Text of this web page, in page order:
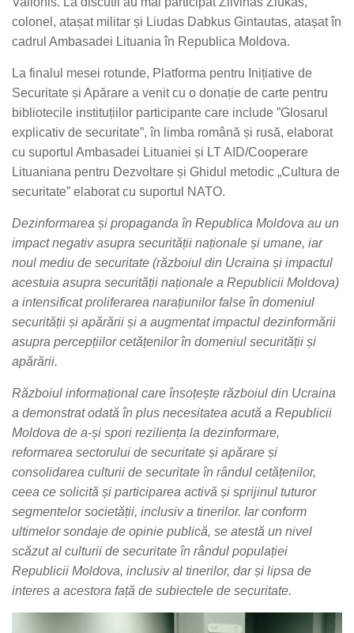
colonel, atașat militar și Liudas Dabkus Gintautas, atașat în
cadrul Ambasadei Lituania în Republica Moldova.
La finalul mesei rotunde, Platforma pentru Inițiative de
Securitate și Apărare a venit cu o donație de carte pentru
bibliotecile instituțiilor participante care include ”Glosarul
explicativ de securitate”, în limba română și rusă, elaborat
cu suportul Ambasadei Lituaniei și LT AID/Cooperare
Lituaniana pentru Dezvoltare și Ghidul metodic „Cultura de
securitate” elaborat cu suportul NATO.
Dezinformarea și propaganda în Republica Moldova au un
impact negativ asupra securității naționale și umane, iar
noul mediu de securitate (războiul din Ucraina și impactul
acestuia asupra securității naționale a Republicii Moldova)
a intensificat proliferarea narațiunilor false în domeniul
securității și apărării și a augmentat impactul dezinformării
asupra percepțiilor cetățenilor în domeniul securității și
apărării.
Războiul informațional care însoțește războiul din Ucraina
a demonstrat odată în plus necesitatea acută a Republicii
Moldova de a-și spori reziliența la dezinformare,
reformarea sectorului de securitate și apărare și
consolidarea culturii de securitate în rândul cetățenilor,
ceea ce solicită și participarea activă și sprijinul tuturor
segmentelor societății, inclusiv a tinerilor. Iar conform
ultimelor sondaje de opinie publică, se atestă un nivel
scăzut al culturii de securitate în rândul populației
Republicii Moldova, inclusiv al tinerilor, dar și lipsa de
interes a acestora față de subiectele de securitate.